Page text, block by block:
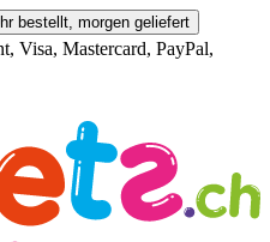
bestellt, morgen geliefert
Visa, Mastercard, PayPal,